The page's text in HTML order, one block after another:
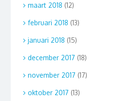
maart 2018 (12)
februari 2018 (13)
januari 2018 (15)
december 2017 (18)
november 2017 (17)
oktober 2017 (13)